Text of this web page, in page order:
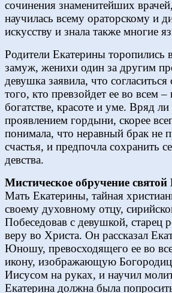
сочинения знаменитейших
научилась всему ораторскому и
искусству и знала также многие
Родители Екатерины торопились
замуж, женихи один за другим
девушка заявила, что
того, кто превзойдет ее во всем –
богатстве, красоте и уме. Вряд
проявлением гордыни, скорее
понимала, что неравный брак не
счастья, и предпочла сохранить
девства.
Мистическое обручение
Мать Екатерины, тайная
своему духовному отцу,
Побеседовав с девушкой, старец
веру во Христа. Он рассказал
Юношу, превосходящего ее во
икону, изображающую
Иисусом на руках, и научил
Екатерина должна была